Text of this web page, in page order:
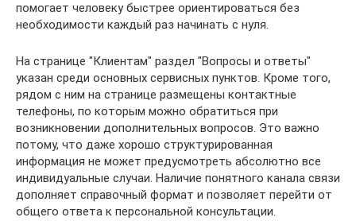
помогает человеку быстрее ориентироваться без
необходимости каждый раз начинать с нуля.
На странице "Клиентам" раздел "Вопросы и ответы"
указан среди основных сервисных пунктов. Кроме того,
рядом с ним на странице размещены контактные
телефоны, по которым можно обратиться при
возникновении дополнительных вопросов. Это важно
потому, что даже хорошо структурированная
информация не может предусмотреть абсолютно все
индивидуальные случаи. Наличие понятного канала связи
дополняет справочный формат и позволяет перейти от
общего ответа к персональной консультации.